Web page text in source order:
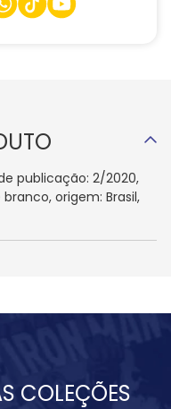
publicação: 2/2020,
origem: Brasil,
COLEÇÕES